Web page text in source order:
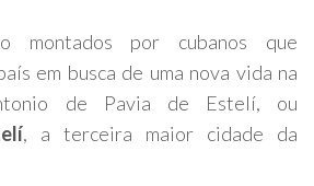
montados por cubanos que
em busca de uma nova vida na
de Pavia de Estelí, ou
, a terceira maior cidade da